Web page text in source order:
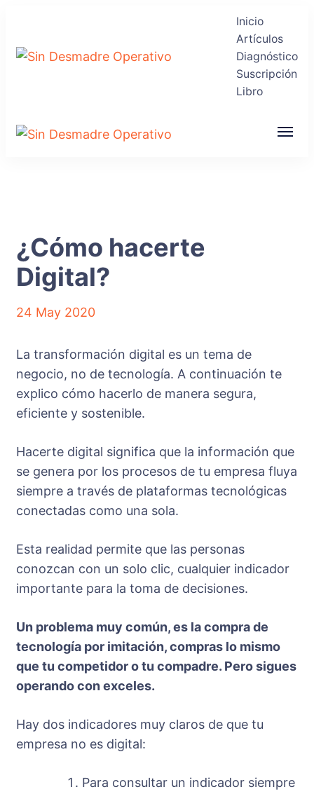
Sin Desmadre
Recuperas tu Tranquilidad
Inicio
Artículos
Diagnóstico
Suscripción
Libro
¿Cómo hacerte
Digital?
24 May 2020
La transformación digital es un tema de
negocio, no de tecnología. A continuación te
explico cómo hacerlo de manera segura,
eficiente y sostenible.
Hacerte digital significa que la información que
se genera por los procesos de tu empresa fluya
siempre a través de plataformas tecnológicas
conectadas como una sola.
Esta realidad permite que las personas
conozcan con un solo clic, cualquier indicador
importante para la toma de decisiones.
Un problema muy común, es la compra de
tecnología por imitación, compras lo mismo
que tu competidor o tu compadre. Pero sigues
operando con exceles.
Hay dos indicadores muy claros de que tu
empresa no es digital:
Para consultar un indicador siempre